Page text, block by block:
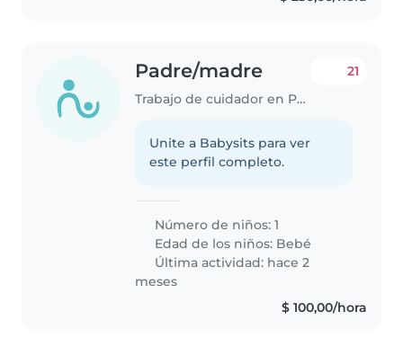
Padre/madre
Trabajo de cuidador en Pando
21
Unite a Babysits para ver
este perfil completo.
Número de niños: 1
Edad de los niños: Bebé
Última actividad: hace 2
meses
$ 100,00/hora